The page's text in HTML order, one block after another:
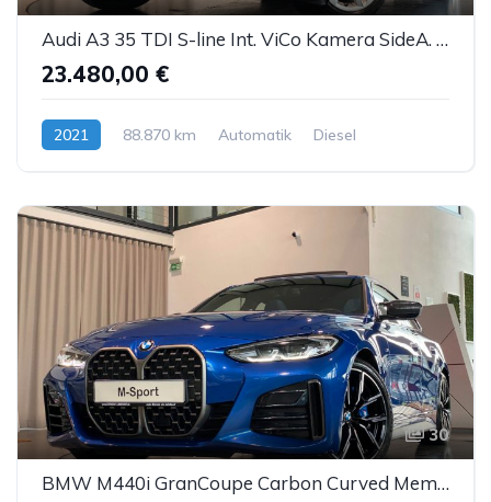
Audi A3 35 TDI S-line Int. ViCo Kamera SideA. LED ACC
23.480,00 €
2021 88.870 km Automatik Diesel
30
BMW M440i GranCoupe Carbon Curved Memory GSD H&K 19"